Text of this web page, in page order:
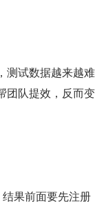
测试数据越来越难
团队提效，反而变
果前面要先注册